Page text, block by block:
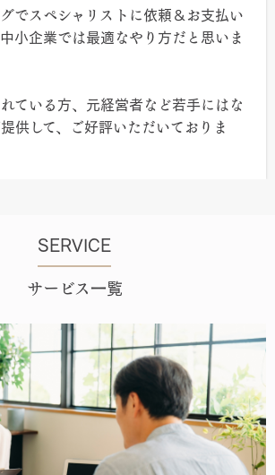
でスペシャリストに依頼＆お支払い
小企業では最適なやり方だと思いま
ている方、元経営者など若手にはな
供して、ご好評いただいておりま
SERVICE
サービス一覧